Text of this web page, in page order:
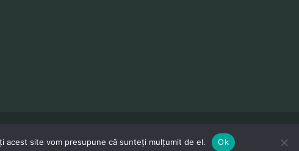
acest site vom presupune că sunteți mulțumit de el. Ok